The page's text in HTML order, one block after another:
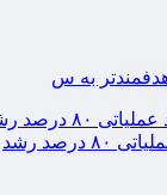
هدفمندتر به س
رشد